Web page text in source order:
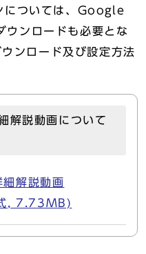
ついては、Google
ウンロードも必要とな
ンロード及び設定方法
解説動画について
細解説動画
, 7.73MB)